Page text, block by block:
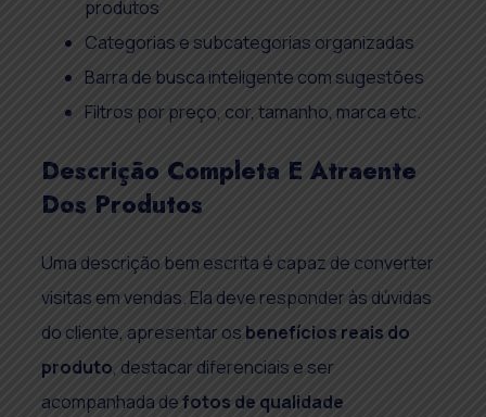
produtos
Categorias e subcategorias organizadas
Barra de busca inteligente com sugestões
Filtros por preço, cor, tamanho, marca etc.
Descrição Completa E Atraente
Dos Produtos
Uma descrição bem escrita é capaz de converter
visitas em vendas. Ela deve responder às dúvidas
do cliente, apresentar os benefícios reais do
produto, destacar diferenciais e ser
acompanhada defotos de qualidade